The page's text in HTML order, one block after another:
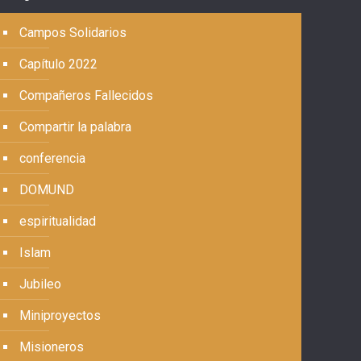
Campos Solidarios
Capítulo 2022
Compañeros Fallecidos
Compartir la palabra
conferencia
DOMUND
espiritualidad
Islam
Jubileo
Miniproyectos
Misioneros